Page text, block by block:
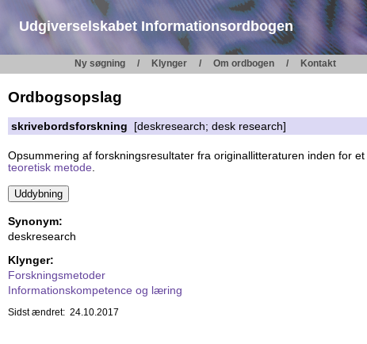
Udgiverselskabet Informationsordbogen
Ny søgning Klynger Om ordbogen Kontakt
Ordbogsopslag
skrivebordsforskning [deskresearch; desk research]
Opsummering af forskningsresultater fra originallitteraturen inden for et
teoretisk metode.
Synonym:
deskresearch
Klynger:
Forskningsmetoder
Informationskompetence og læring
Sidst ændret: 24.10.2017